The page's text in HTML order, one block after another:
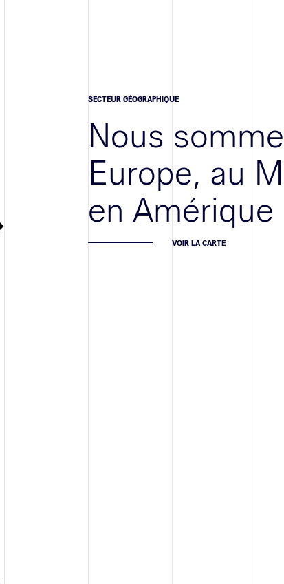
SECTEUR GÉOGRAPHIQUE
Nous
Europe, au
en Amérique
VOIR LA CARTE